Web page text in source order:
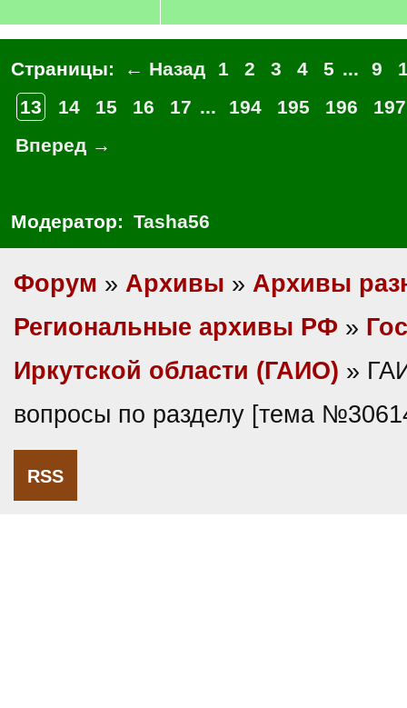
Страницы: ← Назад 1 2 3 4 5 ... 9
13
14 15 16 17 ... 194 195 196
197
Вперед →
Модератор: Tasha56
Форум » Архивы » Архивы
Региональные архивы РФ »
Иркутской области (ГАИО) »
вопросы по разделу [тема
RSS